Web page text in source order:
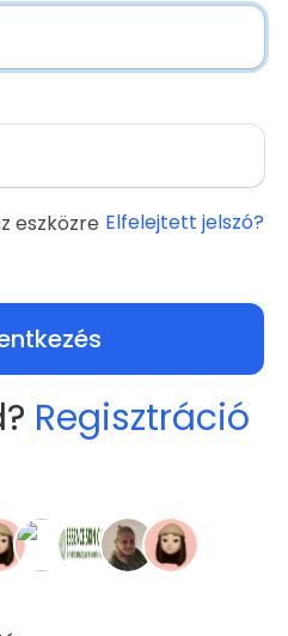
eszközre Elfelejtett jelszó?
Regisztráció